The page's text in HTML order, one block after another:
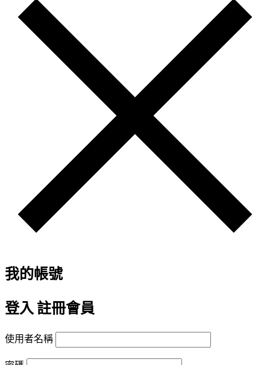
我的帳號
登入註冊會員
使用者名稱